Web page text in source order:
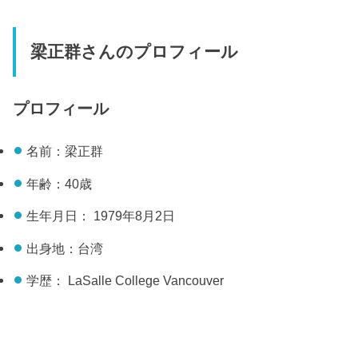
梁正群さんのプロフィール
プロフィール
名前：梁正群
年齢：40歳
生年月日： 1979年8月2日
出身地：台湾
学歴： LaSalle College Vancouver